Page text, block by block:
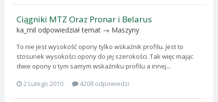
Ciągniki MTZ Oraz Pronar i Belarus
ka_mil odpowiedział temat → Maszyny
To nie jest wysokość opony tylko wskaźnik profilu. Jest to
stosunek wysokości opony do jej szerokości. Tak więc mając
dwie opony o tym samym wskaźniku profilu a innej...
2 Lutego 2010
4208 odpowiedzi